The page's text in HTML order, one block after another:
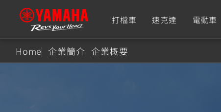
打檔車 速克達 電動車
追蹤愛車
Home 企業簡介 企業概要